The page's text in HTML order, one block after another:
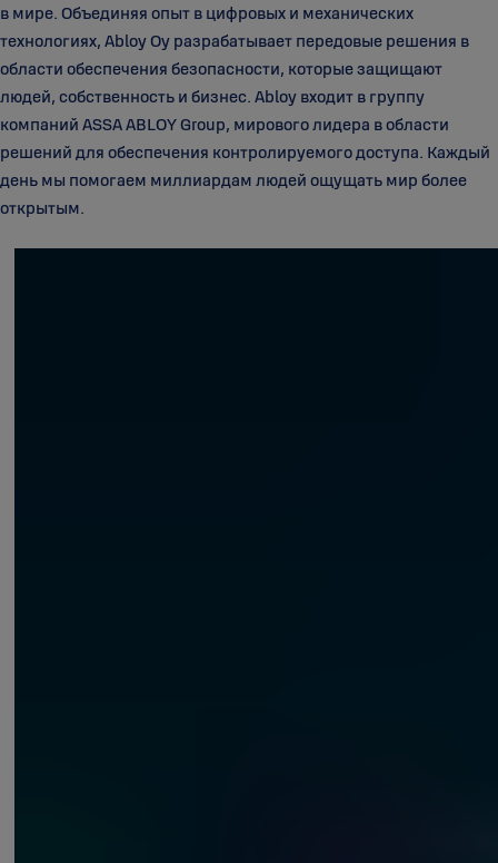
в мире. Объединяя опыт в цифровых и механических
технологиях, Abloy Oy разрабатывает передовые решения в
области обеспечения безопасности, которые защищают
людей, собственность и бизнес. Abloy входит в группу
компаний ASSA ABLOY Group, мирового лидера в области
решений для обеспечения контролируемого доступа. Каждый
день мы помогаем миллиардам людей ощущать мир более
открытым.